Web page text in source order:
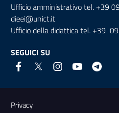
Ufficio amministrativo tel. +39
dieei@unict.it
Ufficio della didattica tel. +39
SEGUICI SU
Link e
Privacy